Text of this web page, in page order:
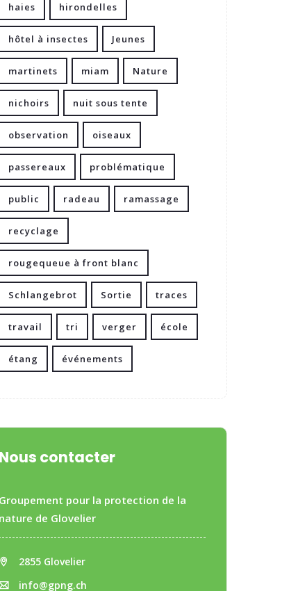
haies hirondelles
hôtel à insectes Jeunes
martinets miam Nature
nichoirs nuit sous tente
observation oiseaux
passereaux problématique
public radeau ramassage
recyclage
rougequeue à front blanc
Schlangebrot Sortie traces
travail tri verger école
étang événements
Nous contacter
Groupement pour la protection de la
nature de Glovelier
2855 Glovelier
info@gpng.ch